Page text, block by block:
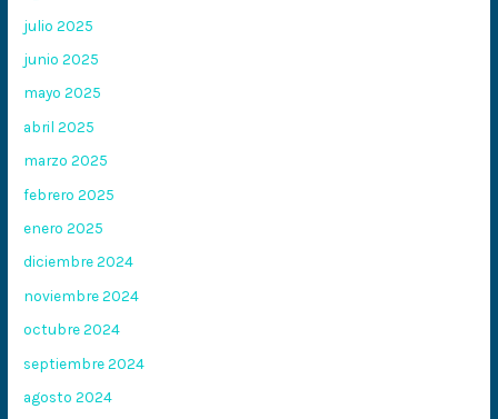
julio 2025
junio 2025
mayo 2025
abril 2025
marzo 2025
febrero 2025
enero 2025
diciembre 2024
noviembre 2024
octubre 2024
septiembre 2024
agosto 2024